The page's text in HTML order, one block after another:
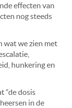
effecten van
nog steeds
wat we zien met
hunkering en
“de dosis
in de